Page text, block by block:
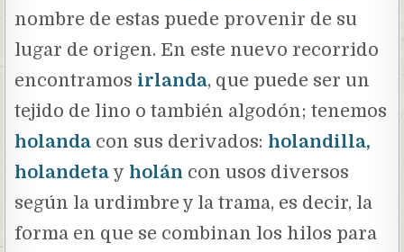
nombre de estas puede provenir de su
lugar de origen. En este nuevo recorrido
encontramos irlanda, que puede ser un
tejido de lino o también algodón; tenemos
holanda con sus derivados: holandilla,
holandeta y holán con usos diversos
según la urdimbre y la trama, es decir, la
forma en que se combinan los hilos para